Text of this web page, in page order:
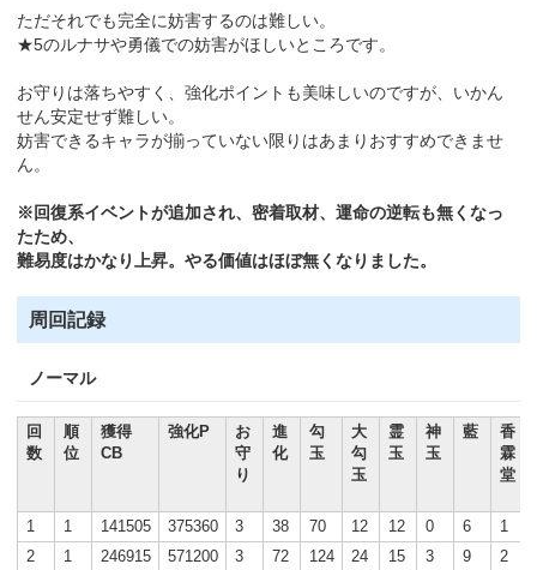
ただそれでも完全に妨害するのは難しい。
★5のルナサや勇儀での妨害がほしいところです。
お守りは落ちやすく、強化ポイントも美味しいのですが、いかん
せん安定せず難しい。
妨害できるキャラが揃っていない限りはあまりおすすめできませ
ん。
※回復系イベントが追加され、密着取材、運命の逆転も無くなっ
たため、
難易度はかなり上昇。やる価値はほぼ無くなりました。
周回記録
ノーマル
回
数
順
位
獲得
CB
強化P
お
守
り
進
化
勾
玉
大
勾
玉
霊
玉
神
玉
藍
香
霖
堂
1
1 141505 375360 3 38 70 12 12 0 6 1
2
1 246915 571200 3 72 124 24 15 3 9 2